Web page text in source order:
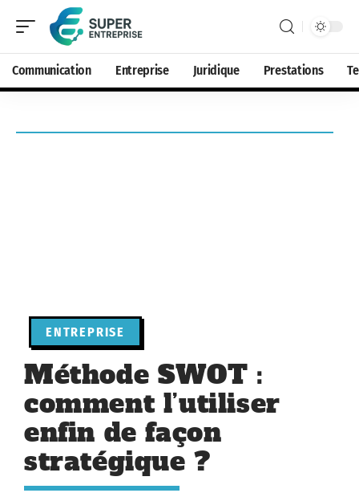
Communication Entreprise Juridique Prestations
ENTREPRISE
Méthode SWOT :
comment l’utiliser
enfin de façon
stratégique ?